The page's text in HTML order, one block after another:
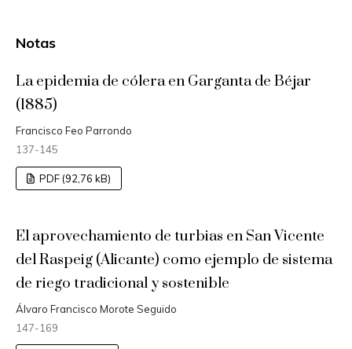
Notas
La epidemia de cólera en Garganta de Béjar
(1885)
Francisco Feo Parrondo
137-145
PDF (92,76 kB)
El aprovechamiento de turbias en San Vicente
del Raspeig (Alicante) como ejemplo de sistema
de riego tradicional y sostenible
Álvaro Francisco Morote Seguido
147-169